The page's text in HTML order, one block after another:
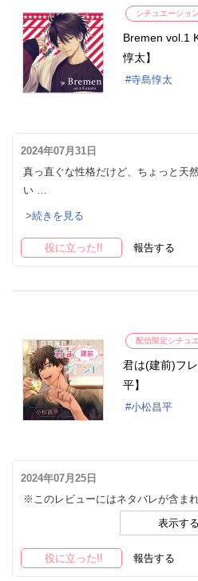
シチュエーショ
Bremen vol.1
惇太】
寺島惇太
2024年07月31日
真っ直ぐな性格だけど、ちょっと天
い …
>続きを見る
役に立った!! 報告する
配信限定シチュ
君は(建前)フ
平】
小松昌平
2024年07月25日
※このレビューにはネタバレが含まれ
表示する
役に立った!! 報告する